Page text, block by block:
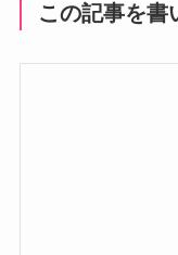
この記事を書